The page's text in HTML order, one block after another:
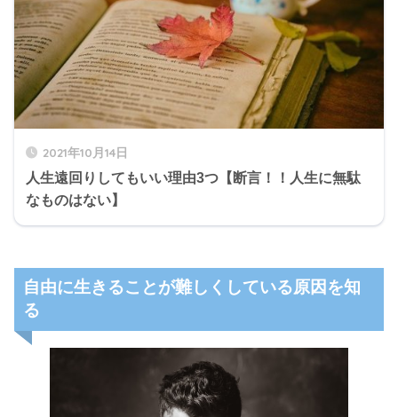
2021年10月14日
人生遠回りしてもいい理由3つ【断言！！人生に無駄
なものはない】
自由に生きることが難しくしている原因を知
る